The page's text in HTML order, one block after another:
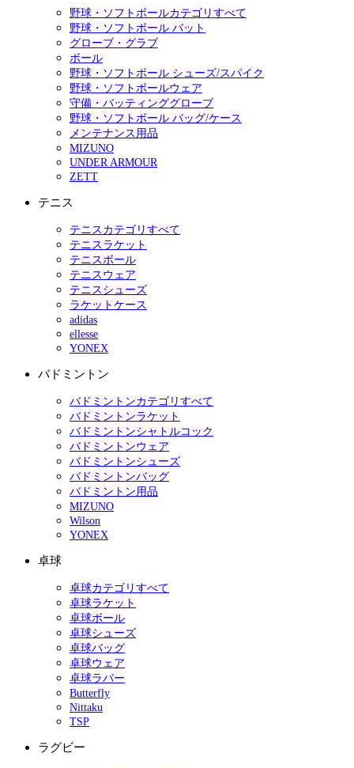
野球・ソフトボールカテゴリすべて
野球・ソフトボール バット
グローブ・グラブ
ボール
野球・ソフトボール シューズ/スパイク
野球・ソフトボールウェア
守備・バッティンググローブ
野球・ソフトボール バッグ/ケース
メンテナンス用品
MIZUNO
UNDER ARMOUR
ZETT
テニス
テニスカテゴリすべて
テニスラケット
テニスボール
テニスウェア
テニスシューズ
ラケットケース
adidas
ellesse
YONEX
バドミントン
バドミントンカテゴリすべて
バドミントンラケット
バドミントンシャトルコック
バドミントンウェア
バドミントンシューズ
バドミントンバッグ
バドミントン用品
MIZUNO
Wilson
YONEX
卓球
卓球カテゴリすべて
卓球ラケット
卓球ボール
卓球シューズ
卓球バッグ
卓球ウェア
卓球ラバー
Butterfly
Nittaku
TSP
ラグビー